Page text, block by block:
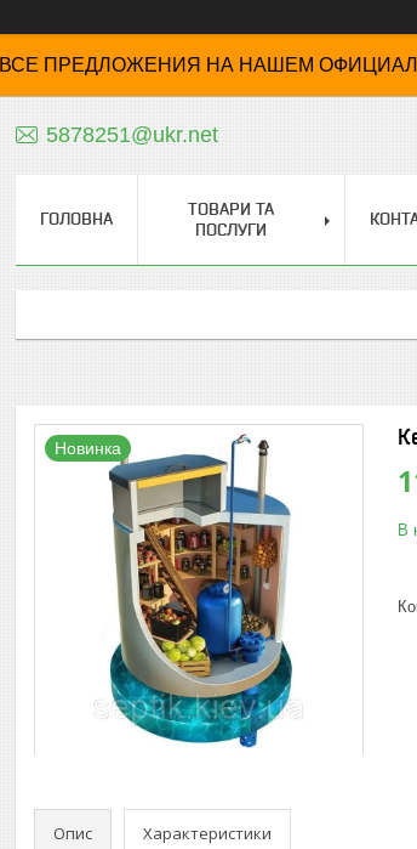
ВСЕ ПРЕДЛОЖЕНИЯ НА НАШЕМ
5878251@ukr.net
ГОЛОВНА
ТОВАРИ ТА
ПОСЛУГИ
Новинка
В
Опис Характеристики